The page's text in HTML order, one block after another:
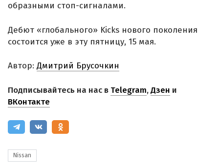
образными стоп-сигналами.
Дебют «глобального» Kicks нового поколения
состоится уже в эту пятницу, 15 мая.
Автор: Дмитрий Брусочкин
Подписывайтесь на нас в Telegram,Дзен и
ВКонтакте
Nissan